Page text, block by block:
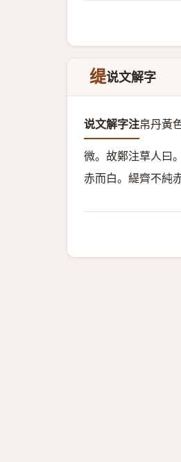
缇说文解字
说文解字注帛丹黃
微。故鄭注草人曰
赤而白。緹齊不純